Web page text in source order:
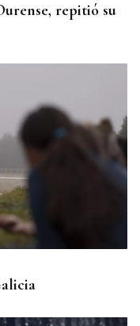
repitió su